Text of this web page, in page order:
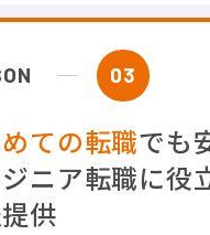
03
ての転職でも
ニア転職に役
供